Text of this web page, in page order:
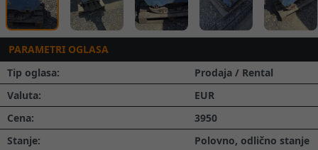
PARAMETRI OGLASA
Tip oglasa:
Prodaja / Rental
Valuta:
EUR
Cena:
3950
Stanje:
Polovno, odlično stanje